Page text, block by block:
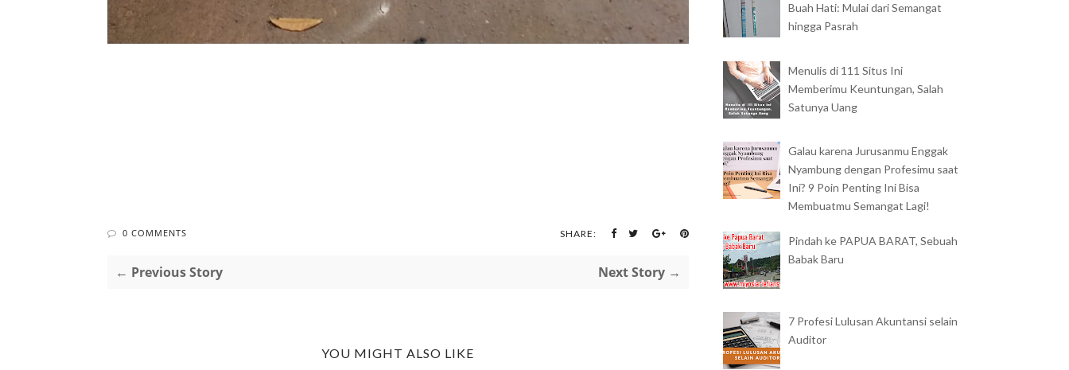
0 COMMENTS SHARE:
← Previous Story Next Story →
YOU MIGHT ALSO LIKE
Buah Hati: Mulai dari Semangat
hingga Pasrah
Menulis di 111 Situs Ini
Memberimu Keuntungan, Salah
Satunya Uang
Galau karena Jurusanmu Enggak
Nyambung dengan Profesimu saat
Ini? 9 Poin Penting Ini Bisa
Membuatmu Semangat Lagi!
Pindah ke PAPUA BARAT, Sebuah
Babak Baru
7 Profesi Lulusan Akuntansi selain
Auditor